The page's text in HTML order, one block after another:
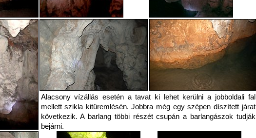
Alacsony vízállás esetén a tavat ki lehet kerülni a jobboldali fal
mellett szikla kitüremlésén. Jobbra még egy szépen díszített járat
következik. A barlang többi részét csupán a barlangászok tudják
bejárni.